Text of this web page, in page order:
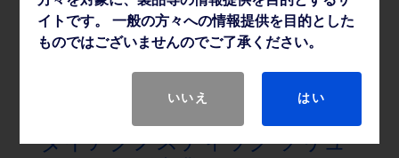
の「ピュアウィック™ 体外式カテーテル」シリーズよ
り、新たに「ピュアウィック™ フレックス 女性用体外式
カテーテル」および「ピュアウィック™ 男性用体外式カ
ダイアグノスティック ソリュ
イトです。 一般の方々への情報提供を目的とした
ものではございませんのでご了承ください。
いいえ はい